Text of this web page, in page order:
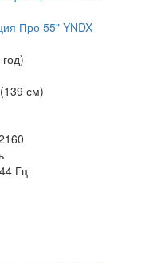
Про 55" YNDX-
см)
Гц